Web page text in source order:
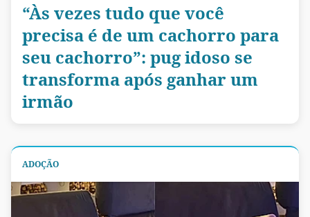
“Às vezes tudo que você
precisa é de um cachorro para
seu cachorro”: pug idoso se
transforma após ganhar um
irmão
ADOÇÃO